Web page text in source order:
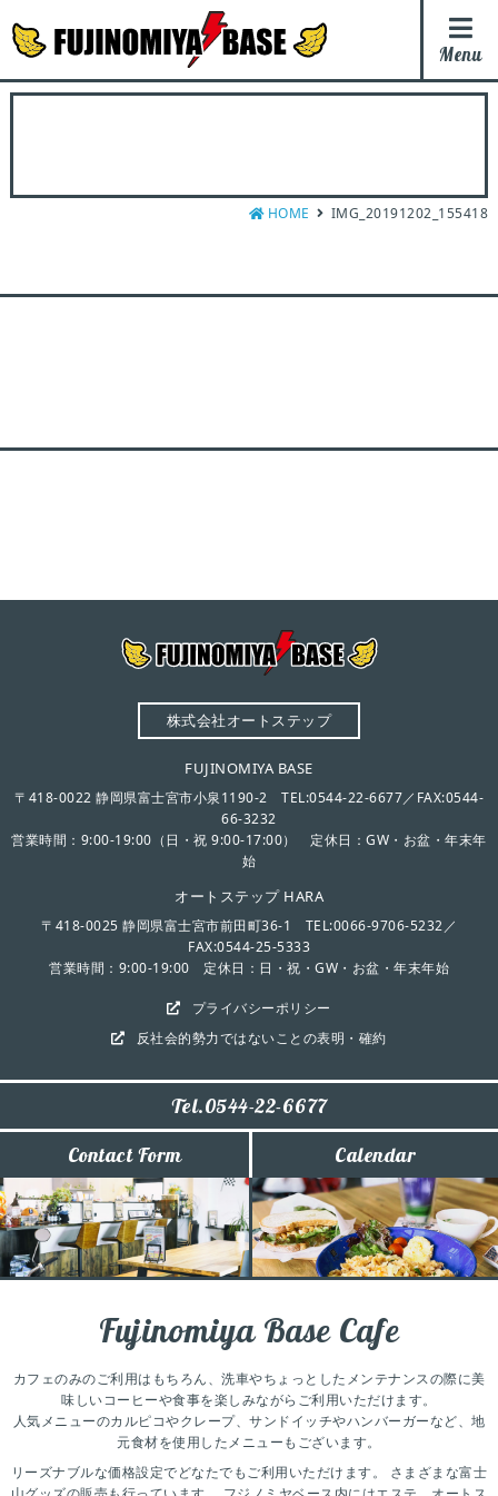
Menu
HOME IMG_20191202_155418
株式会社オートステップ
FUJINOMIYA BASE
〒418-0022 静岡県富士宮市小泉1190-2 TEL:0544-22-6677／FAX:0544-
66-3232
営業時間：9:00-19:00（日・祝 9:00-17:00） 定休日：GW・お盆・年末年
始
オートステップ HARA
〒418-0025 静岡県富士宮市前田町36-1 TEL:0066-9706-5232／
FAX:0544-25-5333
営業時間：9:00-19:00 定休日：日・祝・GW・お盆・年末年始
プライバシーポリシー
反社会的勢力ではないことの表明・確約
Tel.0544-22-6677
Contact Form
Calendar
Fujinomiya Base Cafe
カフェのみのご利用はもちろん、洗車やちょっとしたメンテナンスの際に美
味しいコーヒーや食事を楽しみながらご利用いただけます。
人気メニューのカルピコやクレープ、サンドイッチやハンバーガーなど、地
元食材を使用したメニューもございます。
リーズナブルな価格設定でどなたでもご利用いただけます。
さまざまな富士